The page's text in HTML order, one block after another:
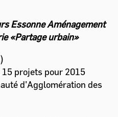
Essonne Aménagement
«Partage urbain»
15 projets pour 2015
d’Agglomération des